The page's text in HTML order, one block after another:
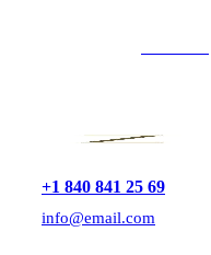
+1 840 841 25 69
info@email.com